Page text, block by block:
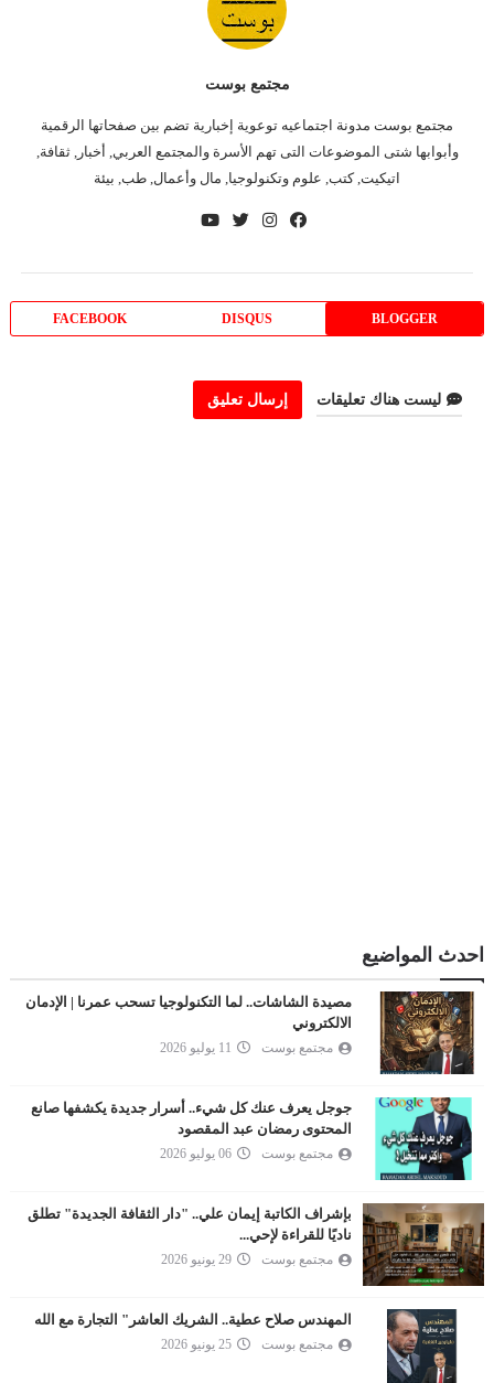
مجتمع بوست
مجتمع بوست مدونة اجتماعيه توعوية إخبارية تضم بين صفحاتها الرقمية
وأبوابها شتى الموضوعات التى تهم الأسرة والمجتمع العربي, أخبار, ثقافة,
اتيكيت, كتب, علوم وتكنولوجيا, مال وأعمال, طب, بيئة
BLOGGER
DISQUS
FACEBOOK
ليست هناك تعليقات إرسال تعليق
احدث المواضيع
مصيدة الشاشات.. لما التكنولوجيا تسحب عمرنا | الإدمان
الالكتروني
مجتمع بوست 11 يوليو 2026
جوجل يعرف عنك كل شيء.. أسرار جديدة يكشفها صانع
المحتوى رمضان عبد المقصود
مجتمع بوست 06 يوليو 2026
بإشراف الكاتبة إيمان علي.. "دار الثقافة الجديدة" تطلق
ناديًا للقراءة لإحي...
مجتمع بوست 29 يونيو 2026
المهندس صلاح عطية.. الشريك العاشر" التجارة مع الله
مجتمع بوست 25 يونيو 2026